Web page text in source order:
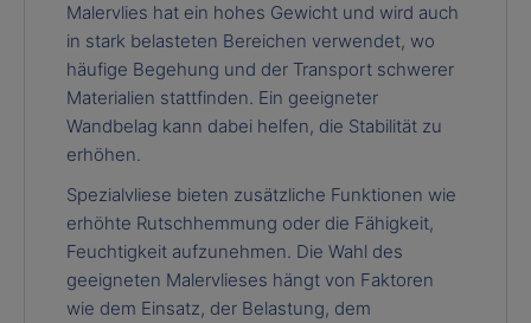
Malervlies hat ein hohes Gewicht und wird auch
in stark belasteten Bereichen verwendet, wo
häufige Begehung und der Transport schwerer
Materialien stattfinden. Ein geeigneter
Wandbelag kann dabei helfen, die Stabilität zu
erhöhen.
Spezialvliese bieten zusätzliche Funktionen wie
erhöhte Rutschhemmung oder die Fähigkeit,
Feuchtigkeit aufzunehmen. Die Wahl des
geeigneten Malervlieses hängt von Faktoren
wie dem Einsatz, der Belastung, dem